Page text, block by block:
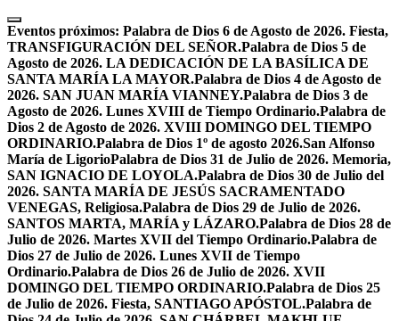
Skip
to
content
Eventos próximos: Palabra de Dios 6 de Agosto de 2026. Fiesta,
TRANSFIGURACIÓN DEL SEÑOR.Palabra de Dios 5 de
Agosto de 2026. LA DEDICACIÓN DE LA BASÍLICA DE
SANTA MARÍA LA MAYOR.Palabra de Dios 4 de Agosto de
2026. SAN JUAN MARÍA VIANNEY.Palabra de Dios 3 de
Agosto de 2026. Lunes XVIII de Tiempo Ordinario.Palabra de
Dios 2 de Agosto de 2026. XVIII DOMINGO DEL TIEMPO
ORDINARIO.Palabra de Dios 1º de agosto 2026.San Alfonso
María de LigorioPalabra de Dios 31 de Julio de 2026. Memoria,
SAN IGNACIO DE LOYOLA.Palabra de Dios 30 de Julio del
2026. SANTA MARÍA DE JESÚS SACRAMENTADO
VENEGAS, Religiosa.Palabra de Dios 29 de Julio de 2026.
SANTOS MARTA, MARÍA y LÁZARO.Palabra de Dios 28 de
Julio de 2026. Martes XVII del Tiempo Ordinario.Palabra de
Dios 27 de Julio de 2026. Lunes XVII de Tiempo
Ordinario.Palabra de Dios 26 de Julio de 2026. XVII
DOMINGO DEL TIEMPO ORDINARIO.Palabra de Dios 25
de Julio de 2026. Fiesta, SANTIAGO APÓSTOL.Palabra de